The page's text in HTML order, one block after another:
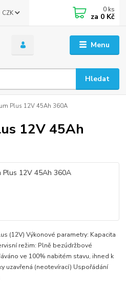
Menu
CZK
Hledat
0 ks
za 0 Kč
Plus 12V 45Ah 360A
12V 45Ah
(12V) Výkonové parametry: Kapacita
režim: Plně bezúdržbové
ve 100% nabitém stavu, ihned k
uzavřená (neotevírací) Uspořádání